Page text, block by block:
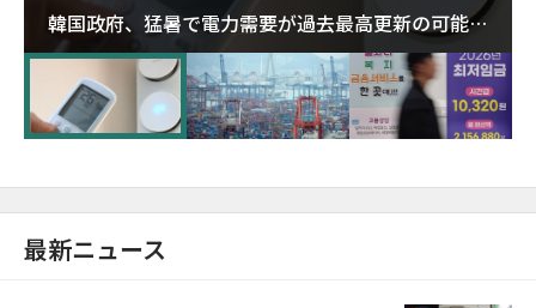
韓国政府、猛暑で電力需要が過去最高更新の可能性
に需給対応体制を点検
最新ニュース